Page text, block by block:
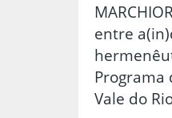
entre
Programa
Vale do